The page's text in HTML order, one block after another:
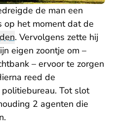
de man een
op het moment dat de
. Vervolgens zette hij
eigen zoontje om –
– ervoor te zorgen
reed de
Tot slot
2 agenten die